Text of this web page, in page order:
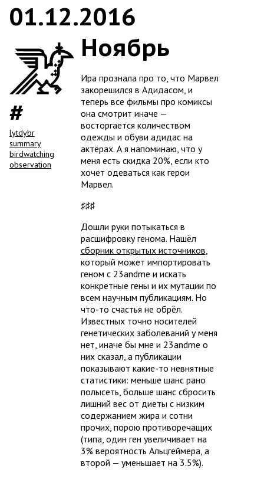
lytdybr
summary
birdwatching
observation
01.12.2016
Ноябрь
Ира прознала про то, что Марвел
закорешился в Адидасом, и
теперь все фильмы про комиксы
она смотрит иначе —
восторгается количеством
одежды и обуви адидас на
актёрах. А я напоминаю, что у
меня есть скидка 20%, если кто
хочет одеваться как герои
Марвел.
♯♯♯
Дошли руки потыкаться в
расшифровку генома. Нашёл
сборник открытых источников
который может импортировать
геном с 23andme и искать
конкретные гены и их мутации по
всем научным публикациям. Но
что-то счастья не обрёл.
Известных точно носителей
генетических заболеваний у меня
нет, иначе бы мне и 23andme о
них сказал, а публикации
показывают какие-то невнятные
статистики: меньше шанс рано
полысеть, больше шанс сбросить
лишний вес от диеты с низким
содержанием жира и сотни
прочих, порою противоречащих
(типа, один ген увеличивает на
3% вероятность Альцгеймера, а
второй — уменьшает на 3.5%).